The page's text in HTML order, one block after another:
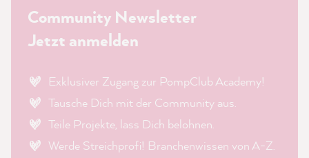
Community Newsletter
Jetzt anmelden
Exklusiver Zugang zur PompClub Academy!
Tausche Dich mit der Community aus.
Teile Projekte, lass Dich belohnen.
Werde Streichprofi! Branchenwissen von A-Z.